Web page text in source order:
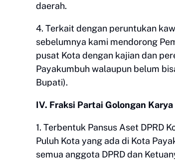
daerah.
4. Terkait dengan peruntukan
sebelumnya kami mendorong
pusat Kota dengan kajian dan
Payakumbuh walaupun belum
Bupati).
IV. Fraksi Partai Golongan Karya
1. Terbentuk Pansus Aset DPRD
Puluh Kota yang ada di Kota
semua anggota DPRD dan